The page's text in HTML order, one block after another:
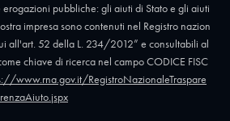
pubbliche: gli aiuti di Stato e gli aiuti
impresa sono contenuti nel Registro nazion
all'art. 52 della L. 234/2012” e consultabili al
chiave di ricerca nel campo CODICE FISC
www.rna.gov.it/RegistroNazionaleTraspare